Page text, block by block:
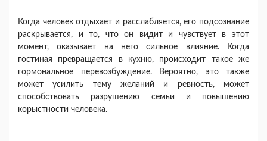
Когда человек отдыхает и расслабляется, его под­сознание
раскрывается, и то, что он видит и чувству­ет в этот
момент, оказывает на него сильное влияние. Когда
гостиная превращается в кухню, происходит такое же
гормональное перевозбуждение. Вероятно, это также
может усилить тему желаний и ревность, может
способствовать разрушению семьи и повыше­нию
корыстности человека.